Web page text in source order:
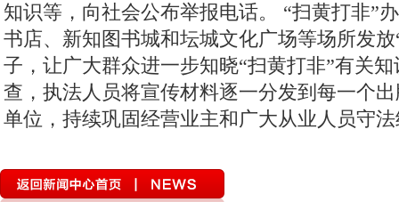
知识等，向社会公布举报电话。 “扫黄打非”
书店、新知图书城和坛城文化广场等场所发
子，让广大群众进一步知晓“扫黄打非”有关
查，执法人员将宣传材料逐一分发到每一个
单位，持续巩固经营业主和广大从业人员守